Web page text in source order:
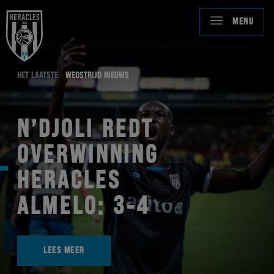
MENU
HET LAATSTE WEDSTRIJD NIEUWS
N’DJOLI REDT
OVERWINNING
HERACLES
ALMELO: 3-4
LEES MEER